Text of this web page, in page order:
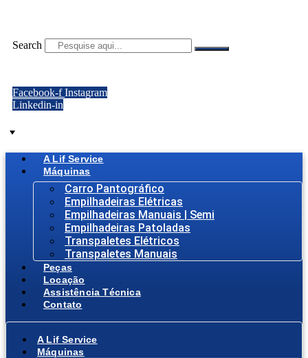
conteúdo
Search
Facebook-f Instagram
Linkedin-in
A Lif Service
Máquinas
Carro Pantográfico
Empilhadeiras Elétricas
Empilhadeiras Manuais | Semi
Empilhadeiras Patoladas
Transpaletes Elétricos
Transpaletes Manuais
Peças
Locação
Assistência Técnica
Contato
A Lif Service
Máquinas